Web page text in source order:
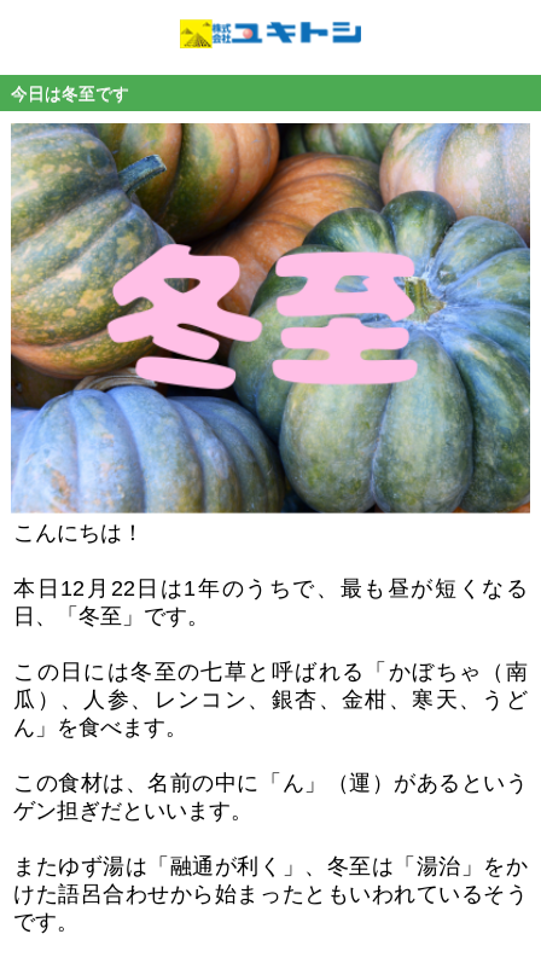
今日は冬至です
こんにちは！
本日12月22日は1年のうちで、最も昼が短くなる
日、「冬至」です。
この日には冬至の七草と呼ばれる「かぼちゃ（南
瓜）、人参、レンコン、銀杏、金柑、寒天、うど
ん」を食べます。
この食材は、名前の中に「ん」（運）があるという
ゲン担ぎだといいます。
またゆず湯は「融通が利く」、冬至は「湯治」をか
けた語呂合わせから始まったともいわれているそう
です。